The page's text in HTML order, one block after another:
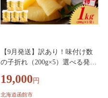
【9月発送】訳あり！味付け数
の子折れ（200g×5）選べる発送
歯ごたえ 抜群 おつまみ トッピ
ング 数の子 魚卵 ごはんのお供
19,000 円
北海道函館市